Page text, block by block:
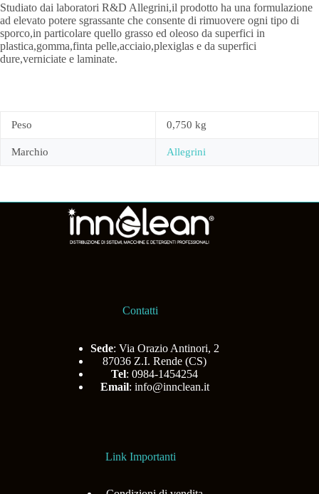
Studiato dai laboratori R&D Allegrini,il prodotto ha una formulazione
ad elevato potere sgrassante che consente di rimuovere ogni tipo di
sporco,in particolare quello grasso ed oleoso da superfici in
plastica,gomma,finta pelle,acciaio,plexiglas e da superfici
dure,verniciate e laminate.
Peso 0,750 kg
Marchio Allegrini
Contatti
Sede: Via Orazio Antinori, 2
87036 Z.I. Rende (CS)
Tel: 0984-1454254
Email: info@innclean.it
Link Importanti